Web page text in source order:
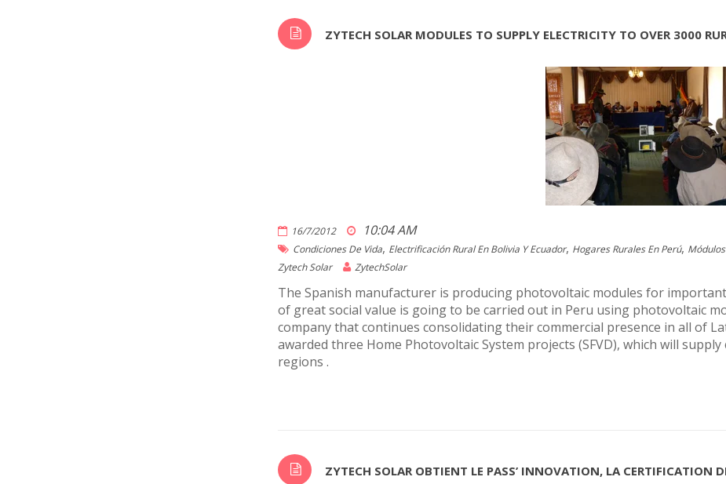
ZYTECH SOLAR MODULES TO SUPPLY ELECTRICITY TO OVER 3000
16/7/2012 10:04 AM
Condiciones De Vida, Electrificación Rural En Bolivia Y Ecuador, Hogares Rurales En Perú,
Zytech Solar ZytechSolar
The Spanish manufacturer is producing photovoltaic modules for
of great social value is going to be carried out in Peru using photovoltaic
company that continues consolidating their commercial presence in all of
awarded three Home Photovoltaic System projects (SFVD), which will
regions .
ZYTECH SOLAR OBTIENT LE PASS’ INNOVATION, LA CERTIFICATION